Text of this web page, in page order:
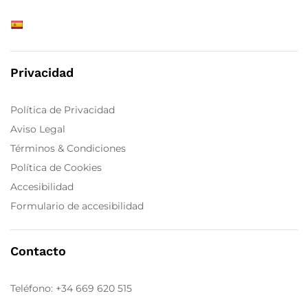
Privacidad
Política de Privacidad
Aviso Legal
Términos & Condiciones
Política de Cookies
Accesibilidad
Formulario de accesibilidad
Contacto
Teléfono: +34 669 620 515